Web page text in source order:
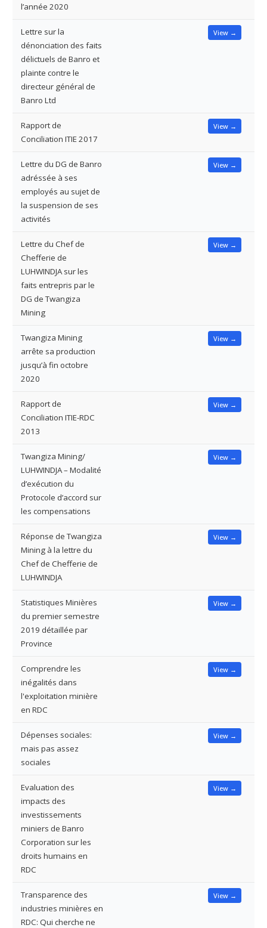
l’année 2020
Lettre sur la
dénonciation des faits
délictuels de Banro et
plainte contre le
directeur général de
Banro Ltd
View →
Rapport de
Conciliation ITIE 2017
View →
Lettre du DG de Banro
adréssée à ses
employés au sujet de
la suspension de ses
activités
View →
Lettre du Chef de
Chefferie de
LUHWINDJA sur les
faits entrepris par le
DG de Twangiza
Mining
View →
Twangiza Mining
arrête sa production
jusqu’à fin octobre
2020
View →
Rapport de
Conciliation ITIE-RDC
2013
View →
Twangiza Mining/
LUHWINDJA – Modalité
d’exécution du
Protocole d’accord sur
les compensations
View →
Réponse de Twangiza
Mining à la lettre du
Chef de Chefferie de
LUHWINDJA
View →
Statistiques Minières
du premier semestre
2019 détaillée par
Province
View →
Comprendre les
inégalités dans
l'exploitation minière
en RDC
View →
Dépenses sociales:
mais pas assez
sociales
View →
Evaluation des
impacts des
investissements
miniers de Banro
Corporation sur les
droits humains en
RDC
View →
Transparence des
industries minières en
RDC: Qui cherche ne
View →